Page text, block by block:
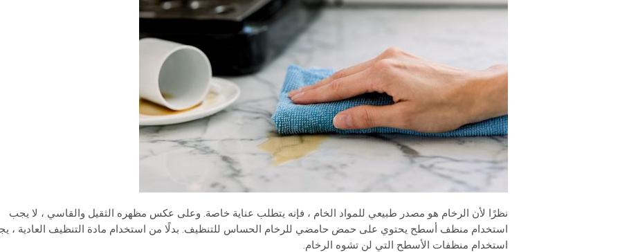
نظرًا لأن الرخام هو مصدر طبيعي للمواد الخام ، فإنه يتطلب عناية خاصة. وعلى عكس مظهره الثقيل والقاسي ، لا يجب
استخدام منظف أسطح يحتوي على حمض حامضي للرخام الحساس للتنظيف. بدلًا من استخدام مادة التنظيف العادية ،
استخدام منظفات الأسطح التي لن تشوه الرخام.